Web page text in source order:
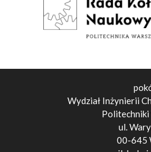
Wydział Inżynierii
Politechniki
ul.
00-645